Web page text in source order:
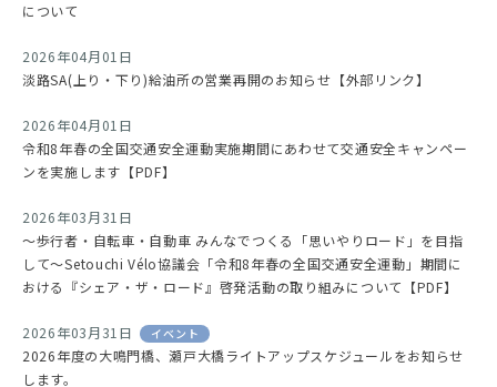
について
2026年04月01日
淡路SA(上り・下り)給油所の営業再開のお知らせ【外部リンク】
2026年04月01日
令和8年春の全国交通安全運動実施期間にあわせて交通安全キャンペー
ンを実施します【PDF】
2026年03月31日
～歩行者・自転車・自動車 みんなでつくる「思いやりロード」を目指
して～Setouchi Vélo協議会「令和8年春の全国交通安全運動」期間に
おける『シェア・ザ・ロード』啓発活動の取り組みについて【PDF】
2026年03月31日 イベント
2026年度の大鳴門橋、瀬戸大橋ライトアップスケジュールをお知らせ
します。